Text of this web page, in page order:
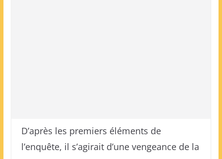
D’après les premiers éléments de
l’enquête, il s’agirait d’une vengeance de la